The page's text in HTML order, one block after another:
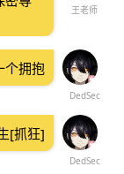
王老师
DedSec
个拥抱
DedSec
[抓狂]